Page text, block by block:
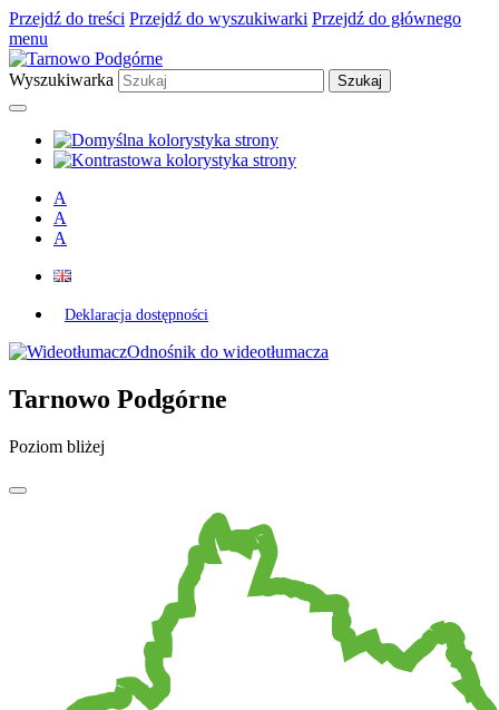
Przejdź do treści Przejdź do wyszukiwarki Przejdź do głównego
menu
Wyszukiwarka
A
A
A
Deklaracja dostępności
Odnośnik do wideotłumacza
Tarnowo Podgórne
Poziom bliżej